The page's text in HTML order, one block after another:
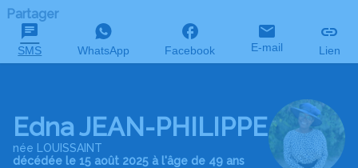
Partager
SMS WhatsApp Facebook E-mail Lien
Edna JEAN-PHILIPPE
née LOUISSAINT
décédée le 15 août 2025 à l'âge de 49 ans